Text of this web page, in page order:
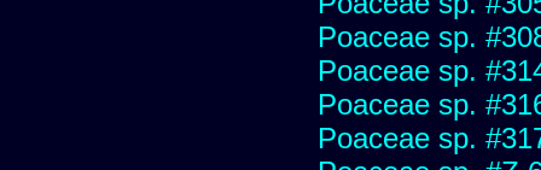
Poaceae sp.
Poaceae sp.
Poaceae sp.
Poaceae sp.